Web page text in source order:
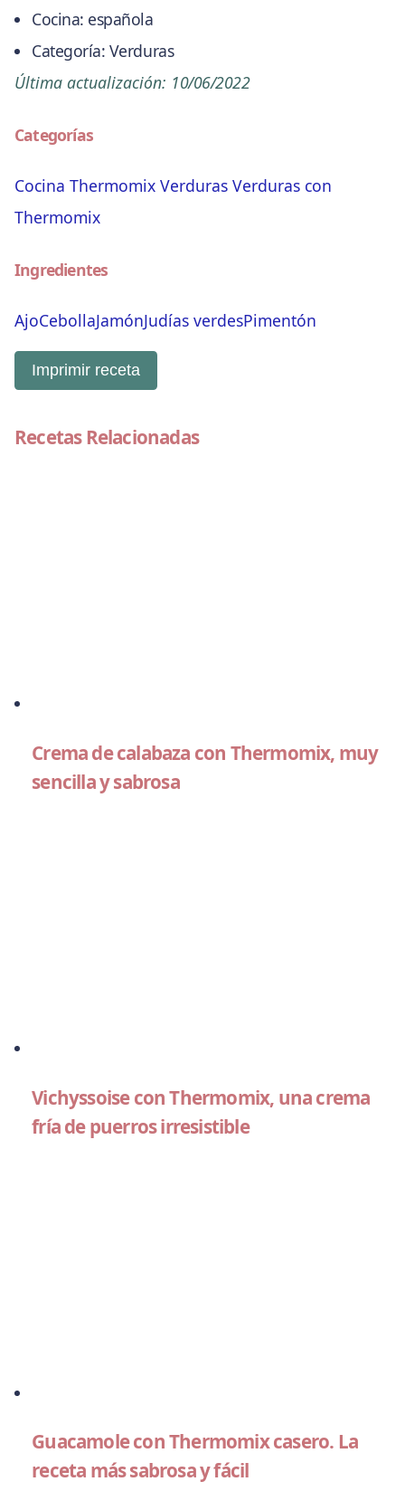
Cocina: española
Categoría: Verduras
Última actualización: 10/06/2022
Categorías
Cocina Thermomix Verduras Verduras con
Thermomix
Ingredientes
AjoCebollaJamónJudías verdesPimentón
Imprimir receta
Recetas Relacionadas
Crema de calabaza con Thermomix, muy
sencilla y sabrosa
Vichyssoise con Thermomix, una crema
fría de puerros irresistible
Guacamole con Thermomix casero. La
receta más sabrosa y fácil